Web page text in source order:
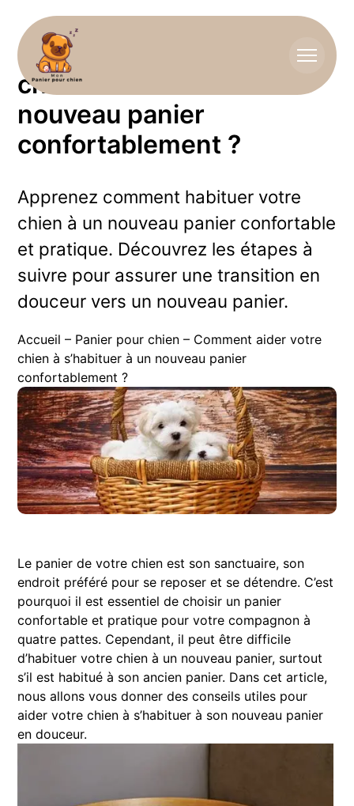
Comment aider votre
chien à s’habituer à un
nouveau panier
confortablement ?
Apprenez comment habituer votre
chien à un nouveau panier confortable
et pratique. Découvrez les étapes à
suivre pour assurer une transition en
douceur vers un nouveau panier.
Accueil – Panier pour chien – Comment aider votre
chien à s’habituer à un nouveau panier
confortablement ?
Le panier de votre chien est son sanctuaire, son
endroit préféré pour se reposer et se détendre. C’est
pourquoi il est essentiel de choisir un panier
confortable et pratique pour votre compagnon à
quatre pattes. Cependant, il peut être difficile
d’habituer votre chien à un nouveau panier, surtout
s’il est habitué à son ancien panier. Dans cet article,
nous allons vous donner des conseils utiles pour
aider votre chien à s’habituer à son nouveau panier
en douceur.